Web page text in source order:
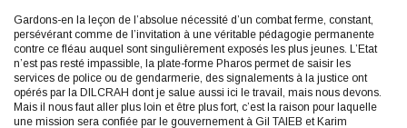
Gardons-en la leçon de l’absolue nécessité d’un combat ferme, constant,
persévérant comme de l’invitation à une véritable pédagogie permanente
contre ce fléau auquel sont singulièrement exposés les plus jeunes. L’Etat
n’est pas resté impassible, la plate-forme Pharos permet de saisir les
services de police ou de gendarmerie, des signalements à la justice ont
opérés par la DILCRAH dont je salue aussi ici le travail, mais nous devons.
Mais il nous faut aller plus loin et être plus fort, c’est la raison pour laquelle
une mission sera confiée par le gouvernement à Gil TAIEB et Karim